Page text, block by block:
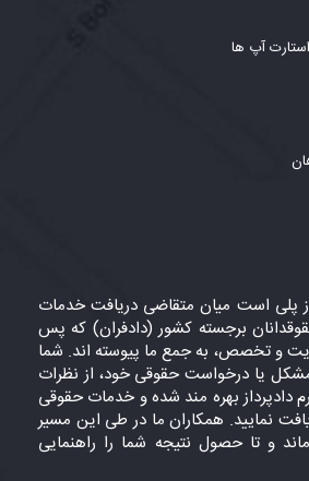
آپ ها
پلی است میان متقاضی دریافت خدمات
برجسته کشور (دادفران) که پس
و تخصص، به جمع ما پیوسته اند. شما
مشکل یا درخواست حقوقی خود، از نظرات
دادپرداز بهره مند شده و خدمات حقوقی
نمایید. همکاران ما در طی این مسیر
و تا حصول نتیجه شما را راهنمایی